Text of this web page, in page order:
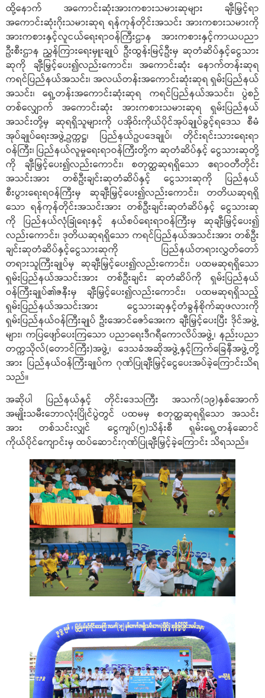
ထို့နောက် အကောင်းဆုံးအားကစားသမားဆုများ ချီးမြှင့်ရာ
အကောင်းဆုံးဂိုးသမားဆုရ ရန်ကုန်တိုင်းအသင်း အားကစားသမားကို
အားကစားနှင့်လူငယ်ရေးရာဝန်ကြီးဌာန အားကစားနှင့်ကာယပညာ
ဦးစီးဌာန ညွှန်ကြားရေးမှူးချုပ် ဦးထွန်းမြင့်ဦးမှ ဆုတံဆိပ်နှင့်ငွေသား
ဆုကို ချီးမြှင့်ပေး၍လည်းကောင်း၊ အကောင်းဆုံး နောက်တန်းဆုရ
ကရင်ပြည်နယ်အသင်း၊ အလယ်တန်းအကောင်းဆုံးဆုရ ရှမ်းပြည်နယ်
အသင်း၊ ရှေ့တန်းအကောင်းဆုံးဆုရ ကရင်ပြည်နယ်အသင်း၊ ပွဲစဉ်
တစ်လျှောက် အကောင်းဆုံး အားကစားသမားဆုရ ရှမ်းပြည်နယ်
အသင်းတို့မှ ဆုရရှိသူများကို ပအိုဝ်းကိုယ်ပိုင်အုပ်ချုပ်ခွင့်ရဒေသ စီမံ
အုပ်ချုပ်ရေးအဖွဲ့ဥက္ကဋ္ဌ၊ ပြည်နယ်ဥပဒေချုပ်၊ တိုင်းရင်းသားရေးရာ
ဝန်ကြီး၊ ပြည်နယ်လူမှုရေးရာဝန်ကြီးတို့က ဆုတံဆိပ်နှင့် ငွေသားဆုတို့
ကို ချီးမြှင့်ပေး၍လည်းကောင်း၊ စတုတ္ထဆုရရှိသော ဧရာဝတီတိုင်း
အသင်းအား တစ်ဦးချင်းဆုတံဆိပ်နှင့် ငွေသားဆုကို ပြည်နယ်
စီးပွားရေးရဝန်ကြီးမှ ဆုချီးမြှင့်ပေး၍လည်းကောင်း၊ တတိယဆုရရှိ
သော ရန်ကုန်တိုင်းအသင်းအား တစ်ဦးချင်းဆုတံဆိပ်နှင့် ငွေသားဆု
ကို ပြည်နယ်လုံခြုံရေးနှင့် နယ်စပ်ရေးရာဝန်ကြီးမှ ဆုချီးမြှင့်ပေး၍
လည်းကောင်း၊ ဒုတိယဆုရရှိသော ကရင်ပြည်နယ်အသင်းအား တစ်ဦး
ချင်းဆုတံဆိပ်နှင့်ငွေသားဆုကို ပြည်နယ်တရားလွှတ်တော်
တရားသူကြီးချုပ်မှ ဆုချီးမြှင့်ပေး၍လည်းကောင်း၊ ပထမဆုရရှိသော
ရှမ်းပြည်နယ်အသင်းအား တစ်ဦးချင်း ဆုတံဆိပ်ကို ရှမ်းပြည်နယ်
ဝန်ကြီးချုပ်၏ဇနီးမှ ချီးမြှင့်ပေး၍လည်းကောင်း၊ ပထမဆုရရှိသည့်
ရှမ်းပြည်နယ်အသင်းအား ငွေသားဆုနှင့်တံခွန်စိုက်ဆုဖလားကို
ရှမ်းပြည်နယ်ဝန်ကြီးချုပ် ဦးအောင်ဇော်အေးက ချီးမြှင့်ပေးပြီး ဒိုင်အဖွဲ့
များ၊ ကပြဖျော်ပေးကြသော ပညာရေးဒီဂရီကောလိပ်အဖွဲ့၊ နည်းပညာ
တက္ကသိုလ်(တောင်ကြီး)အဖွဲ့၊ ဒေသခံအဆိုအဖွဲ့နှင့်ကြက်ခြေနီအဖွဲ့တို့
အား ပြည်နယ်ဝန်ကြီးချုပ်က ဂုဏ်ပြုချီးမြှင့်ငွေပေးအပ်ခဲ့ကြောင်းသိရ
သည်။
အဆိုပါ ပြည်နယ်နှင့် တိုင်းဒေသကြီး အသက်(၁၉)နှစ်အောက်
အမျိုးသမီးဘောလုံးပြိုင်ပွဲတွင် ပထမမှ စတုတ္ထဆုရရှိသော အသင်း
အား တစ်သင်းလျှင် ငွေကျပ်(၅)သိန်းစီ ရှမ်းရှေ့တန်ဆောင်
ကိုယ်ပိုင်ကျောင်းမှ ထပ်ဆောင်းဂုဏ်ပြုချီးမြှင့်ခဲ့ကြောင်း သိရသည်။